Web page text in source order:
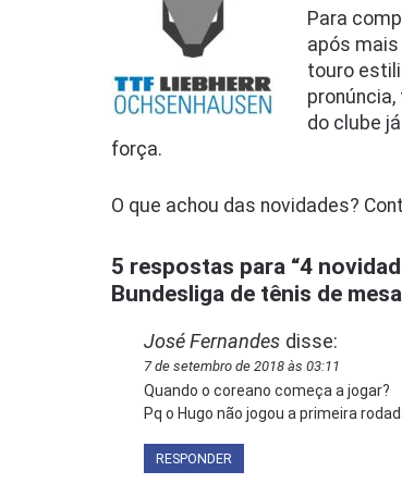
Para
após mais
touro
do clube
força.
O que achou das novidades?
5 respostas para “4
Bundesliga de tênis de
José Fernandes disse:
7 de setembro de 2018 às 03:11
Quando o coreano começa a jogar?
Pq o Hugo não jogou a primeira
RESPONDER